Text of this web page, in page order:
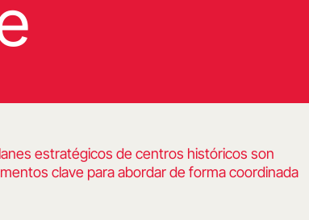
estratégicos de centros históricos son
clave para abordar de forma coordinada